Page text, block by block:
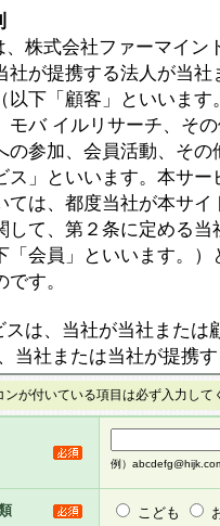
、株式会社ファーマイ
社が提携する法人が当
以下「顧客」といいま
モバ イルリサーチ、そ
の参加、会員活動、そ
ス」といいます。本サ
ては、都度当社が本サ
して、第２条に定める
「会員」といいます。
す。
スは、当社が当社または
当社または当社が提携
本サイト」といいます
、会員がアンケー ト調
果を当社が集計・分析
。なお、本サービスは
本サービスの依頼を行
員に対して本サービス
ンが付いている項目は必ず入力して
例）
こども